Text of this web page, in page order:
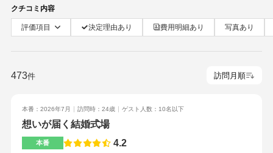
クチコミ内容
評価項目 決定理由あり 費用明細あり 写真あり
473件
本番：2026年7月 訪問時：24歳 ゲスト人数：10名以下
想いが届く結婚式場
本番 4.2